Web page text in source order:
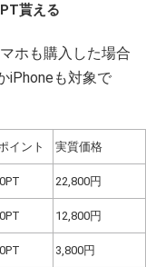
貰える
ホも購入した場合
iPhoneも対象で
イント 実質価格
22,800円
12,800円
3,800円